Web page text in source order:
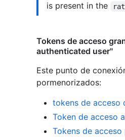
is present in the
Tokens de acceso
authenticated user"
Este punto de
pormenorizados:
tokens de acceso
Token de acceso
Tokens de